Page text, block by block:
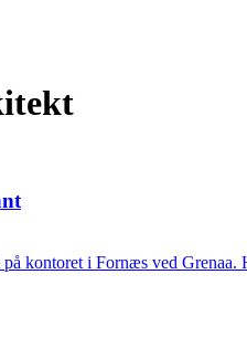
på kontoret i Fornæs ved